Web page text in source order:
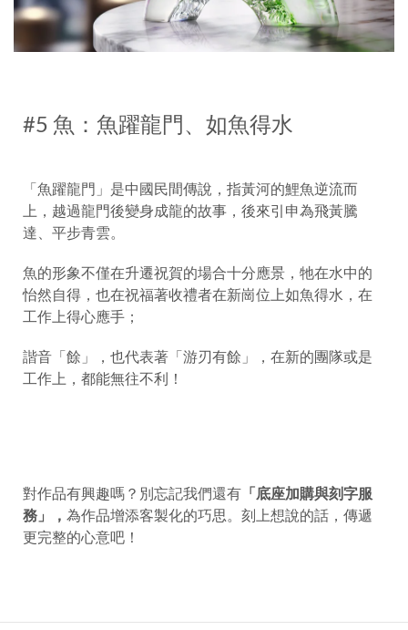
#5 魚：魚躍龍門、如魚得水
「魚躍龍門」是中國民間傳說，指黃河的鯉魚逆流而
上，越過龍門後變身成龍的故事，後來引申為飛黃騰
達、平步青雲。
魚的形象不僅在升遷祝賀的場合十分應景，牠在水中的
怡然自得，也在祝福著收禮者在新崗位上如魚得水，在
工作上得心應手；
諧音「餘」，也代表著「游刃有餘」，在新的團隊或是
工作上，都能無往不利！
對作品有興趣嗎？別忘記我們還有 「底座加購與刻字服
務」， 為作品增添客製化的巧思。刻上想說的話，傳遞
更完整的心意吧！